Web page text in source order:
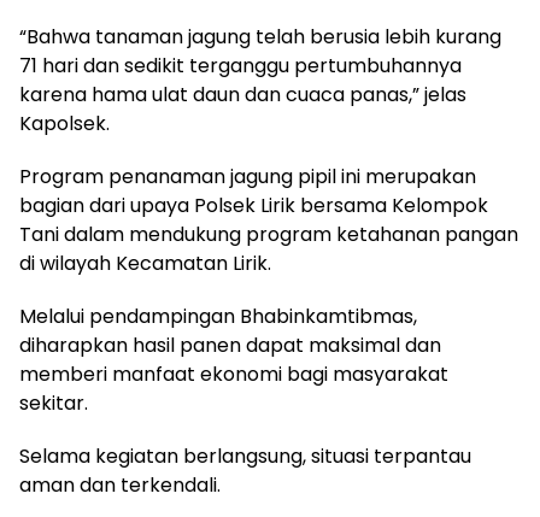
“Bahwa tanaman jagung telah berusia lebih kurang
71 hari dan sedikit terganggu pertumbuhannya
karena hama ulat daun dan cuaca panas,” jelas
Kapolsek.
Program penanaman jagung pipil ini merupakan
bagian dari upaya Polsek Lirik bersama Kelompok
Tani dalam mendukung program ketahanan pangan
di wilayah Kecamatan Lirik.
Melalui pendampingan Bhabinkamtibmas,
diharapkan hasil panen dapat maksimal dan
memberi manfaat ekonomi bagi masyarakat
sekitar.
Selama kegiatan berlangsung, situasi terpantau
aman dan terkendali.